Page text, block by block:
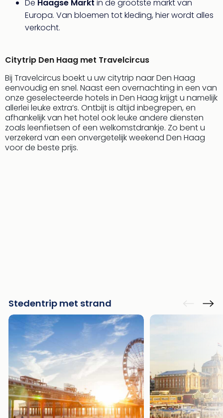
De Haagse Markt in de grootste markt van
Europa. Van bloemen tot kleding, hier wordt alles
verkocht.
Citytrip Den Haag met Travelcircus
Bij Travelcircus boekt u uw citytrip naar Den Haag
eenvoudig en snel. Naast een overnachting in een van
onze geselecteerde hotels in Den Haag krijgt u namelijk
allerlei leuke extra’s. Ontbijt is altijd inbegrepen, en
afhankelijk van het hotel ook leuke andere diensten
zoals leenfietsen of een welkomstdrankje. Zo bent u
verzekerd van een onvergetelijk weekend Den Haag
voor de beste prijs.
Stedentrip met strand